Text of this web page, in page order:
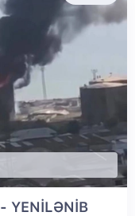
- YENİLƏNİB